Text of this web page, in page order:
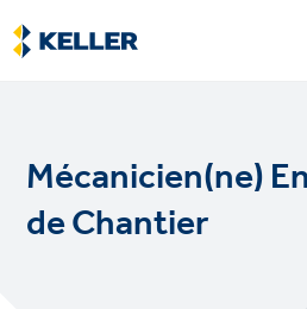
Skip
to
main
Mécanicien(ne)
de Chantier